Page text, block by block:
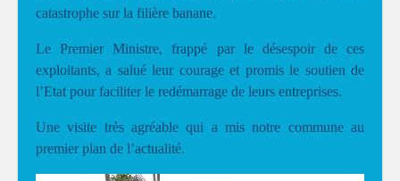
catastrophe sur la filière banane.
Le Premier Ministre, frappé par le désespoir de ces
exploitants, a salué leur courage et promis le soutien de
l’Etat pour faciliter le redémarrage de leurs entreprises.
Une visite très agréable qui a mis notre commune au
premier plan de l’actualité.